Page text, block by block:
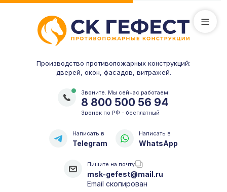
Производство противопожарных конструкций:
дверей, окон, фасадов, витражей.
Написать в
Telegram
Написать в
WhatsApp
Пишите на почту
msk-gefest@mail.ru
Email скопирован
Звоните. Мы сейчас работаем!
8 800 500 56 94
Звонок по РФ - бесплатный